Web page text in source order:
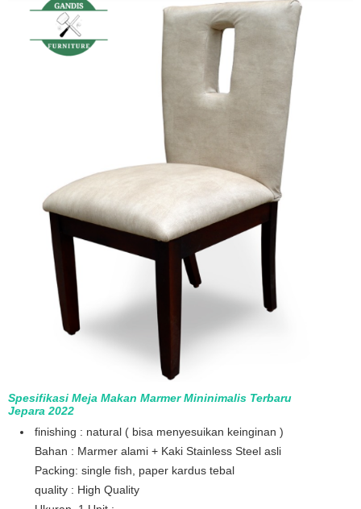
Spesifikasi Meja Makan Marmer Mininimalis Terbaru
Jepara 2022
finishing : natural ( bisa menyesuikan keinginan )
Bahan : Marmer alami + Kaki Stainless Steel asli
Packing: single fish, paper kardus tebal
quality : High Quality